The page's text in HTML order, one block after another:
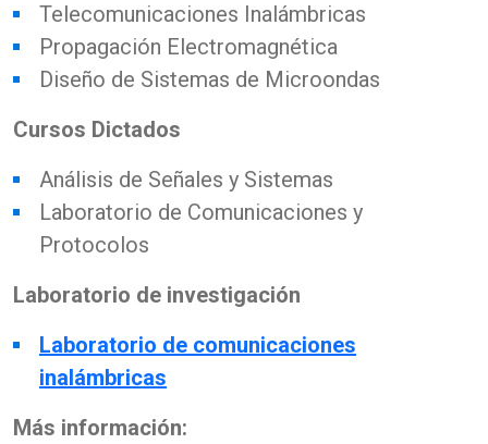
Telecomunicaciones Inalámbricas
Propagación Electromagnética
Diseño de Sistemas de Microondas
Cursos Dictados
Análisis de Señales y Sistemas
Laboratorio de Comunicaciones y
Protocolos
Laboratorio de investigación
Laboratorio de comunicaciones
inalámbricas
Más información: